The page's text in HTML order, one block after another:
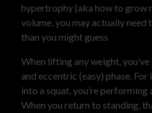
hypertrophy (aka how to grow
volume, you may actually
than you might guess
When lifting any weight,
and eccentric (easy) phase.
into a squat, you’re
When you return to standing,